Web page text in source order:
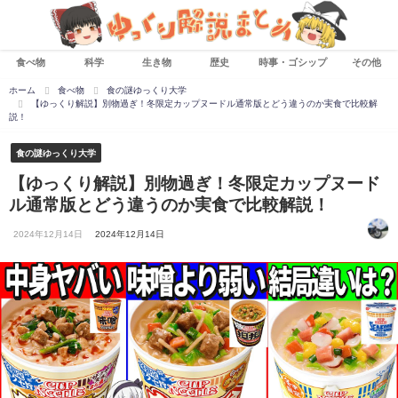
食べ物 科学 生き物 歴史 時事・ゴシップ その他
ホーム 食べ物
食の謎ゆっくり大学
【ゆっくり解説】別物過ぎ！冬限定カップヌードル通常版とどう違うのか実食で比較解
説！
食の謎ゆっくり大学
【ゆっくり解説】別物過ぎ！冬限定カップヌード
ル通常版とどう違うのか実食で比較解説！
2024年12月14日 2024年12月14日